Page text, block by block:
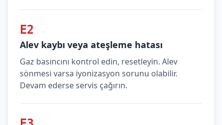
E2
Alev kaybı veya ateşleme hatası
Gaz basıncını kontrol edin, resetleyin. Alev
sönmesi varsa iyonizasyon sorunu olabilir.
Devam ederse servis çağırın.